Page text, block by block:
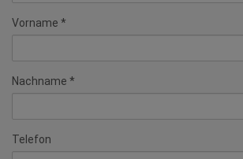
Vorname
Nachname
Telefon